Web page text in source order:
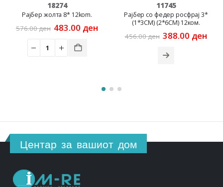
18274
Рајбер жолта 8* 12kom.
576.00ден Original
was:
576.00 ден.
483.00 ден
11745
Рајбер со федер росфрај 3*
(1*3CM) (2*6CM) 12ком.
456.00ден Original
was:
456.00 ден.
388.00 ден
Центар за вашиот дом